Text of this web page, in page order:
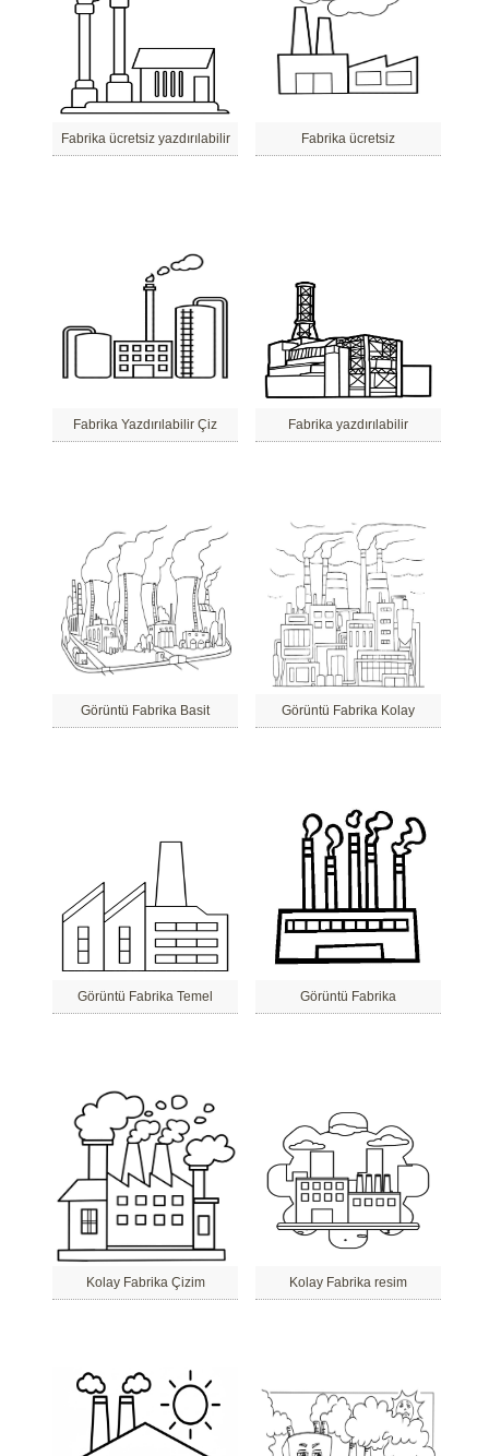
Fabrika ücretsiz yazdırılabilir Fabrika ücretsiz
Fabrika Yazdırılabilir Çiz Fabrika yazdırılabilir
Görüntü Fabrika Basit Görüntü Fabrika Kolay
Görüntü Fabrika Temel Görüntü Fabrika
Kolay Fabrika Çizim Kolay Fabrika resim